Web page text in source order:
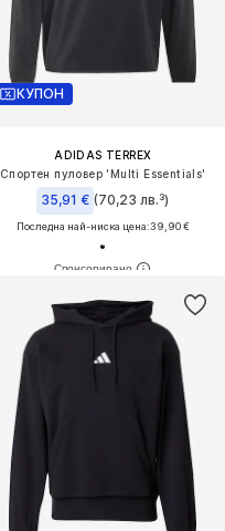
КУПОН
ADIDAS TERREX
Спортен пуловер 'Multi Essentials'
35,91 € (70,23 лв.³)
Последна най-ниска цена:39,90 €